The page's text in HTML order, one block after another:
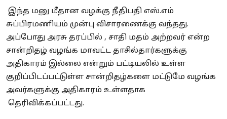
இந்த மனு மீதான வழக்கு நீதிபதி எஸ்.எம்
சுப்பிரமணியம் முன்பு விசாரணைக்கு வந்தது.
அப்போது அரசு தரப்பில் , சாதி மதம் அற்றவர் என்ற
சான்றிதழ் வழங்க மாவட்ட தாசில்தார்களுக்கு
அதிகாரம் இல்லை என்றும் பட்டியலில் உள்ள
குறிப்பிடப்பட்டுள்ள சான்றிதழ்களை மட்டுமே வழங்க
அவர்களுக்கு அதிகாரம் உள்ளதாக
தெரிவிக்கப்பட்டது.